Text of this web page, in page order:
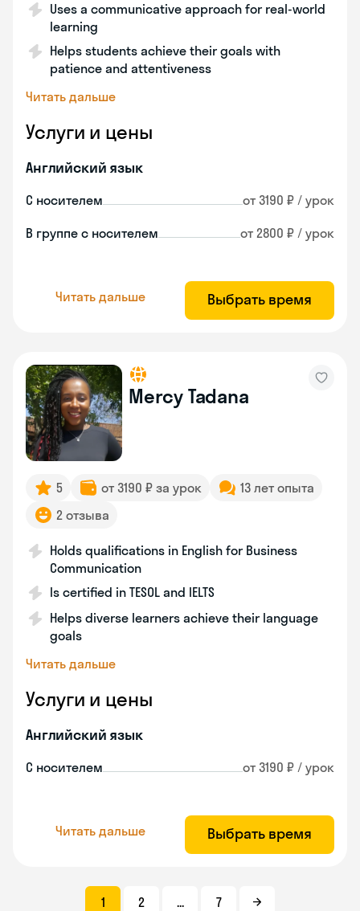
Uses a communicative approach for real-world
learning
Helps students achieve their goals with
patience and attentiveness
Читать дальше
Услуги и цены
Английский язык
С носителем от 3190 ₽ / урок
В группе с носителем от 2800 ₽ / урок
Читать дальше Выбрать время
Mercy Tadana
5 от 3190 ₽ за урок
13 лет опыта
2 отзыва
Holds qualifications in English for Business
Communication
Is certified in TESOL and IELTS
Helps diverse learners achieve their language
goals
Читать дальше
Услуги и цены
Английский язык
С носителем от 3190 ₽ / урок
Читать дальше Выбрать время
1 2 ... 7